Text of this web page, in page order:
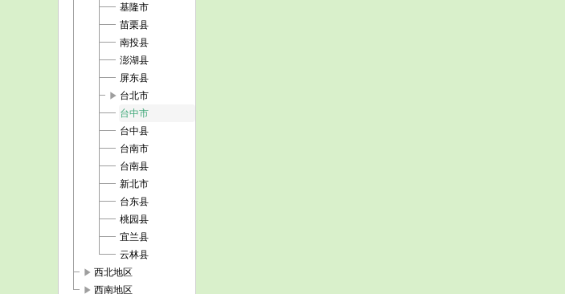
基隆市
苗栗县
南投县
澎湖县
屏东县
play_arrow 台北市
台中市
台中县
台南市
台南县
新北市
台东县
桃园县
宜兰县
云林县
play_arrow 西北地区
play_arrow 西南地区